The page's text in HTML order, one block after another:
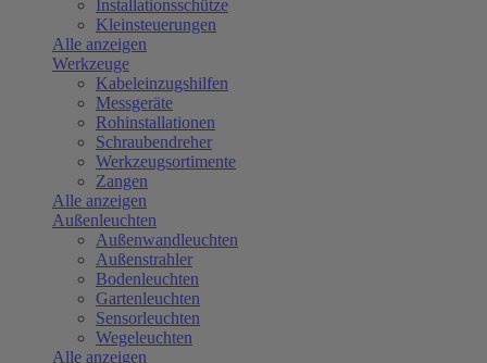
Installationsschütze
Kleinsteuerungen
Alle anzeigen
Werkzeuge
Kabeleinzugshilfen
Messgeräte
Rohinstallationen
Schraubendreher
Werkzeugsortimente
Zangen
Alle anzeigen
Außenleuchten
Außenwandleuchten
Außenstrahler
Bodenleuchten
Gartenleuchten
Sensorleuchten
Wegeleuchten
Alle anzeigen